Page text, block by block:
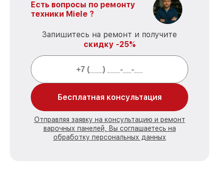
Есть вопросы по ремонту
техники Miele ?
Запишитесь на ремонт и получите
скидку -25%
Бесплатная консультация
Отправляя заявку на консультацию и ремонт
варочных панелей, Вы соглашаетесь на
обработку персональных данных